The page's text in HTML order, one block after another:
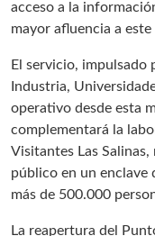
acceso a la
mayor afluencia a
El servicio, impulsado
Industria,
operativo desde esta
complementará la
Visitantes Las
público en un enclave
más de 500.000
La reapertura del